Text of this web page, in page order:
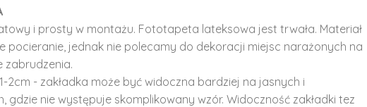
i prosty w montażu. Fototapeta lateksowa jest trwała. Materiał
pocieranie, jednak nie polecamy do dekoracji miejsc narażonych na
zabrudzenia.
2cm - zakładka może być widoczna bardziej na jasnych i
gdzie nie występuje skomplikowany wzór. Widoczność zakładki tez